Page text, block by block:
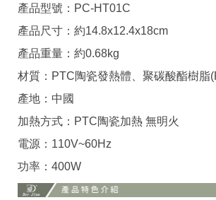
產品型號：PC-HT01C
產品尺寸：約14.8x12.4x18cm
產品重量：約0.68kg
材質：PTC陶瓷發熱體、聚碳酸酯樹脂
產地：中國
加熱方式：PTC陶瓷加熱 無明火
電源：110V~60Hz
功率：400W